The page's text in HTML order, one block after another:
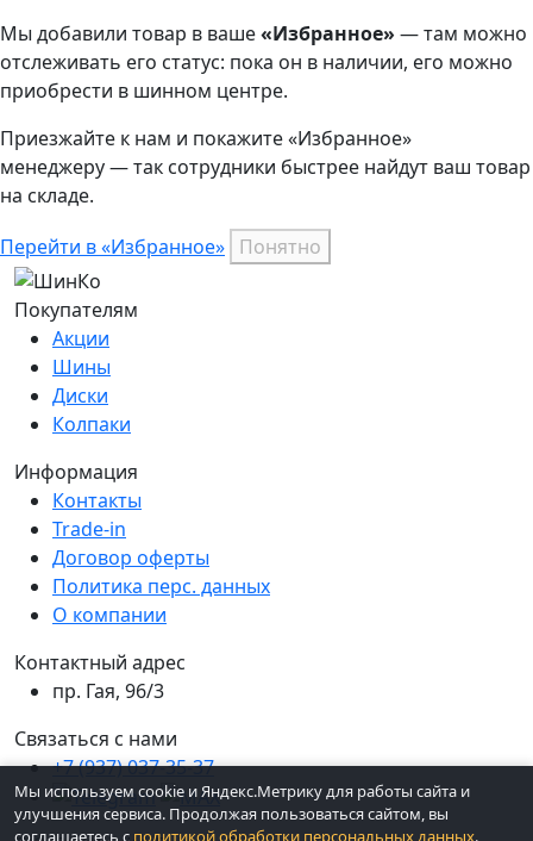
Мы добавили товар в ваше«Избранное» — там можно
отслеживать его статус: пока он в наличии, его можно
приобрести в шинном центре.
Приезжайте к нам и покажите «Избранное»
менеджеру — так сотрудники быстрее найдут ваш товар
на складе.
Перейти в «Избранное» Понятно
Покупателям
Акции
Шины
Диски
Колпаки
Информация
Контакты
Trade-in
Договор оферты
Политика перс. данных
О компании
Контактный адрес
пр. Гая, 96/3
Связаться с нами
+7 (937) 037-35-37
Мы используем cookie и Яндекс.Метрику для работы сайта и
улучшения сервиса. Продолжая пользоваться сайтом, вы
соглашаетесь с политикой обработки персональных данных.